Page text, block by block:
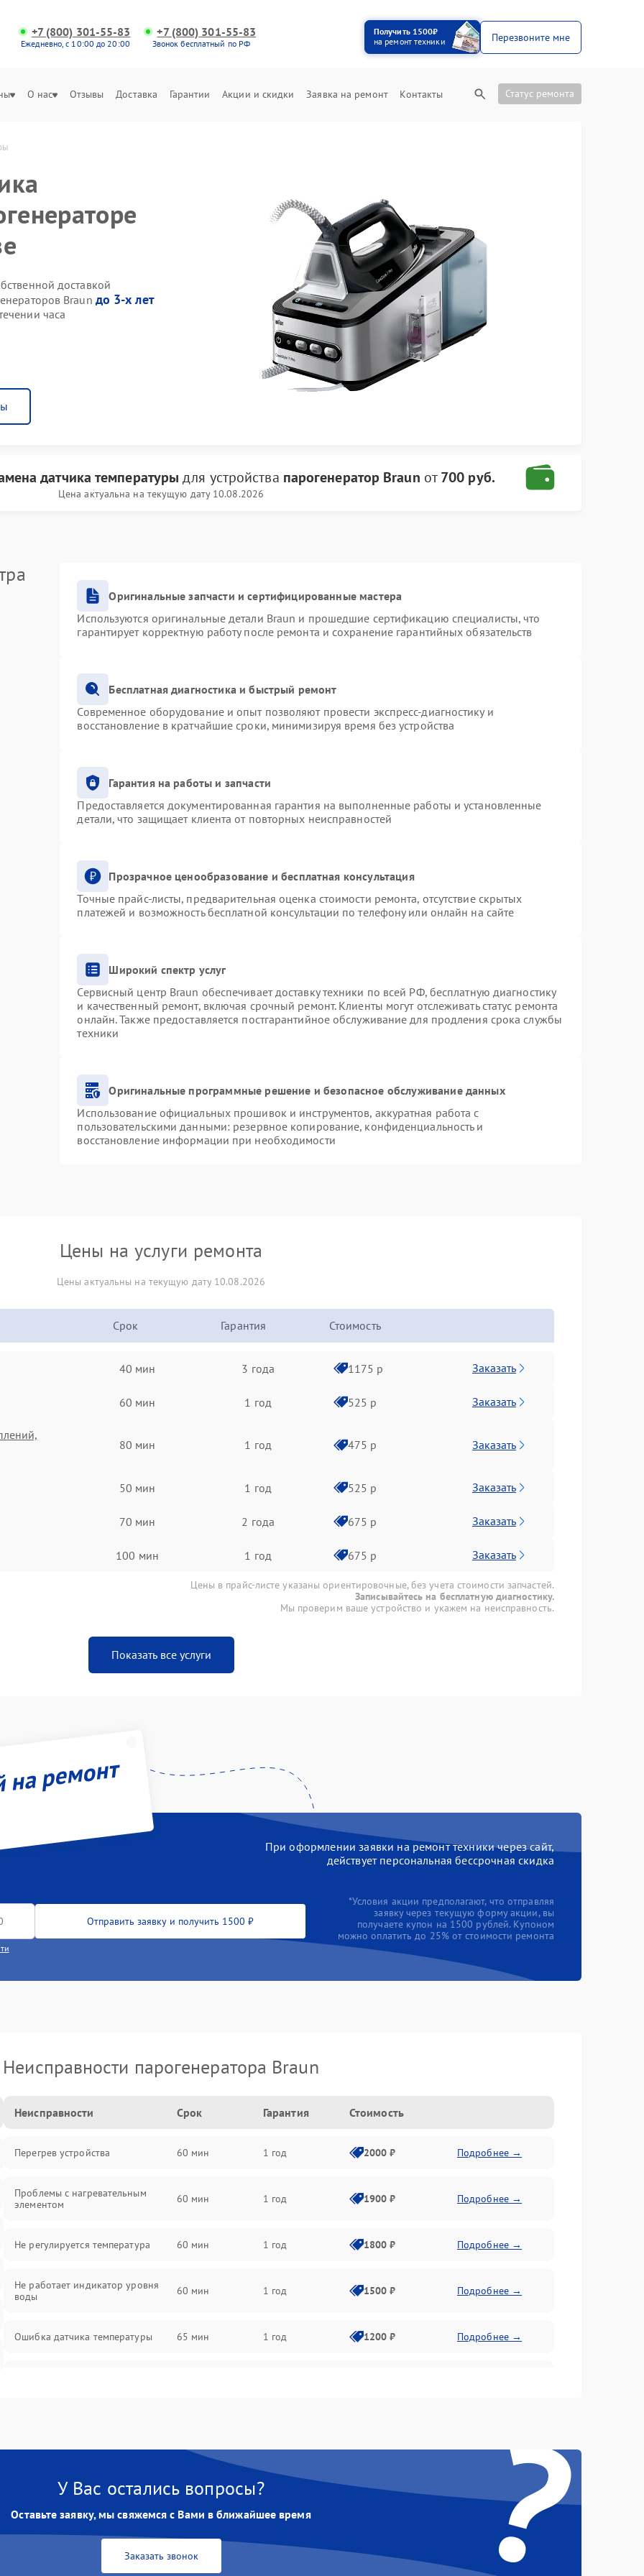
+7 (800) 301-55-83
Ежедневно, с 10:00 до 20:00
+7 (800) 301-55-83
Звонок бесплатный по РФ
Получить 1500₽
на ремонт техники
Перезвоните мне
О нас Отзывы Доставка Гарантии Акции и скидки Заявка на ремонт Контакты Статус ремонта
доставкой
Braun до 3-х лет
часа
датчика температуры для устройства парогенератор Braun от700 руб.
Цена актуальна на текущую дату 10.08.2026
Оригинальные запчасти и сертифицированные мастера
Используются оригинальные детали Braun и прошедшие сертификацию специалисты, что
гарантирует корректную работу после ремонта и сохранение гарантийных обязательств
Бесплатная диагностика и быстрый ремонт
Современное оборудование и опыт позволяют провести экспресс-диагностику и
восстановление в кратчайшие сроки, минимизируя время без устройства
Гарантия на работы и запчасти
Предоставляется документированная гарантия на выполненные работы и установленные
детали, что защищает клиента от повторных неисправностей
Прозрачное ценообразование и бесплатная консультация
Точные прайс-листы, предварительная оценка стоимости ремонта, отсутствие скрытых
платежей и возможность бесплатной консультации по телефону или онлайн на сайте
Широкий спектр услуг
Сервисный центр Braun обеспечивает доставку техники по всей РФ, бесплатную диагностику
и качественный ремонт, включая срочный ремонт. Клиенты могут отслеживать статус ремонта
онлайн. Также предоставляется постгарантийное обслуживание для продления срока службы
техники
Оригинальные программные решение и безопасное обслуживание данных
Использование официальных прошивок и инструментов, аккуратная работа с
пользовательскими данными: резервное копирование, конфиденциальность и
восстановление информации при необходимости
Цены на услуги ремонта
Цены актуальны на текущую дату 10.08.2026
Срок Гарантия Стоимость
40 мин 3 года 1175 р Заказать
60 мин 1 год 525 р Заказать
80 мин 1 год 475 р Заказать
50 мин 1 год 525 р Заказать
70 мин 2 года 675 р Заказать
100 мин 1 год 675 р Заказать
Цены в прайс-листе указаны ориентировочные, без учета стоимости запчастей.
Записывайтесь на бесплатную диагностику.
Мы проверим ваше устройство и укажем на неисправность.
Показать все услуги
ремонт
При оформлении заявки на ремонт техники через сайт,
действует персональная бессрочная скидка
Отправить заявку и получить 1500 ₽
*Условия акции предполагают, что отправляя
заявку через текущую форму акции, вы
получаете купон на 1500 рублей. Купоном
можно оплатить до 25% от стоимости ремонта
Неисправности парогенератора Braun
Неисправности Срок Гарантия Стоимость
Перегрев устройства 60 мин 1 год 2000 ₽ Подробнее →
Проблемы с нагревательным
элементом
60 мин 1 год 1900 ₽ Подробнее →
Не регулируется температура 60 мин 1 год 1800 ₽ Подробнее →
Не работает индикатор уровня
воды
60 мин 1 год 1500 ₽ Подробнее →
Ошибка датчика температуры 65 мин 1 год 1200 ₽ Подробнее →
70 мин Подробнее →
Не сохраняет настройки 65 мин Подробнее →
Не включается 60 мин Подробнее →
?
У Вас остались вопросы?
Оставьте заявку, мы свяжемся с Вами в ближайшее время
Заказать звонок